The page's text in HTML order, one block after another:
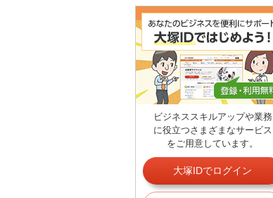
ビジネススキルアップや業務
に役立つさまざまなサービス
をご用意しています。
大塚IDでログイン